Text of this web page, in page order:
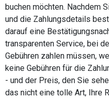
buchen möchten. Nachdem
und die Zahlungsdetails
darauf eine
transparenten Service, bei
Gebühren zahlen müssen,
keine Gebühren für die
- und der Preis, den Sie
das nicht eine tolle Art, Ihre